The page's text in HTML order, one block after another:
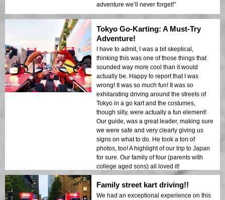
adventure we’ll never forget!"
Tokyo Go-Karting: A Must-Try
Adventure!
I have to admit, I was a bit skeptical,
thinking this was one of those things that
sounded way more cool than it would
actually be. Happy to report that I was
wrong! It was so much fun! It was so
exhilarating driving around the streets of
Tokyo in a go kart and the costumes,
though silly, were actually a fun element!
Our guide, was a great leader, making sure
we were safe and very clearly giving us
signs on what to do. He took a ton of
photos, too! A highlight of our trip to Japan
for sure. Our family of four (parents with
college aged sons) all loved it!
Family street kart driving!!
We had an exceptional experience on this